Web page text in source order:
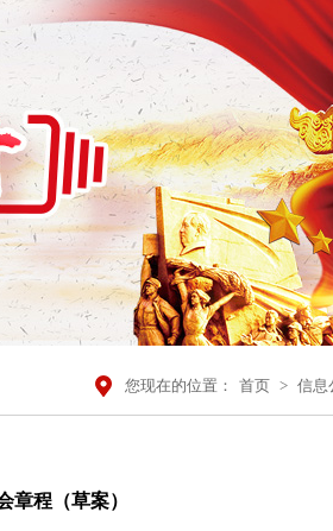
您现在的位置： 首页 > 信息
章程（草案）